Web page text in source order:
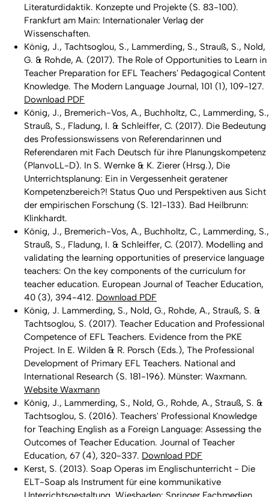
Literaturdidaktik. Konzepte und Projekte (S. 83-100).
Frankfurt am Main: Internationaler Verlag der
Wissenschaften.
König, J., Tachtsoglou, S., Lammerding, S., Strauß, S., Nold,
G. & Rohde, A. (2017). The Role of Opportunities to Learn in
Teacher Preparation for EFL Teachers' Pedagogical Content
Knowledge. The Modern Language Journal, 101 (1), 109-127.
Download PDF
König, J., Bremerich-Vos, A., Buchholtz, C., Lammerding, S.,
Strauß, S., Fladung, I. & Schleiffer, C. (2017). Die Bedeutung
des Professionswissens von Referendarinnen und
Referendaren mit Fach Deutsch für ihre Planungskompetenz
(PlanvoLL-D). In S. Wernke & K. Zierer (Hrsg.), Die
Unterrichtsplanung: Ein in Vergessenheit geratener
Kompetenzbereich?! Status Quo und Perspektiven aus Sicht
der empirischen Forschung (S. 121-133). Bad Heilbrunn:
Klinkhardt.
König, J., Bremerich-Vos, A., Buchholtz, C., Lammerding, S.,
Strauß, S., Fladung, I. & Schleiffer, C. (2017). Modelling and
validating the learning opportunities of preservice language
teachers: On the key components of the curriculum for
teacher education. European Journal of Teacher Education,
40 (3), 394-412. Download PDF
König, J. Lammerding, S., Nold, G., Rohde, A., Strauß, S. &
Tachtsoglou, S. (2017). Teacher Education and Professional
Competence of EFL Teachers. Evidence from the PKE
Project. In E. Wilden & R. Porsch (Eds.), The Professional
Development of Primary EFL Teachers. National and
International Research (S. 181-196). Münster: Waxmann.
Website Waxmann
König, J., Lammerding, S., Nold, G., Rohde, A., Strauß, S. &
Tachtsoglou, S. (2016). Teachers' Professional Knowledge
for Teaching English as a Foreign Language: Assessing the
Outcomes of Teacher Education. Journal of Teacher
Education, 67 (4), 320-337. Download PDF
Kerst, S. (2013). Soap Operas im Englischunterricht - Die
ELT-Soap als Instrument für eine kommunikative